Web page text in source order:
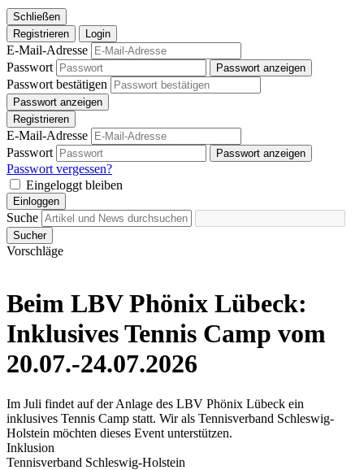
Schließen
Registrieren
Login
E-Mail-Adresse
Passwort
Passwort anzeigen
Passwort bestätigen
Passwort anzeigen
Registrieren
E-Mail-Adresse
Passwort
Passwort anzeigen
Passwort vergessen?
Eingeloggt bleiben
Einloggen
Suche
Sucher
Vorschläge
Beim LBV Phönix Lübeck:
Inklusives Tennis Camp vom
20.07.-24.07.2026
Im Juli findet auf der Anlage des LBV Phönix Lübeck ein
inklusives Tennis Camp statt. Wir als Tennisverband Schleswig-
Holstein möchten dieses Event unterstützen.
Inklusion
Tennisverband Schleswig-Holstein